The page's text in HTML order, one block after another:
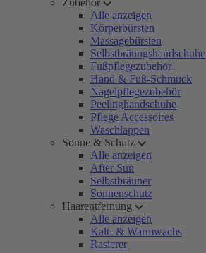
Zubehör
Alle anzeigen
Körperbürsten
Massagebürsten
Selbstbräungshandschuhe
Fußpflegezubehör
Hand & Fuß-Schmuck
Nagelpflegezubehör
Peelinghandschuhe
Pflege Accessoires
Waschlappen
Sonne & Schutz
Alle anzeigen
After Sun
Selbstbräuner
Sonnenschutz
Haarentfernung
Alle anzeigen
Kalt- & Warmwachs
Rasierer